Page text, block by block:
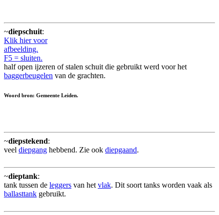
~diepschuit:
Klik hier voor
afbeelding.
F5 = sluiten.
half open ijzeren of stalen schuit die gebruikt werd voor het
baggerbeugelen van de grachten.
Woord bron: Gemeente Leiden.
~diepstekend:
veel diepgang hebbend. Zie ook diepgaand.
~dieptank:
tank tussen de leggers van het vlak. Dit soort tanks worden vaak als
ballasttank gebruikt.